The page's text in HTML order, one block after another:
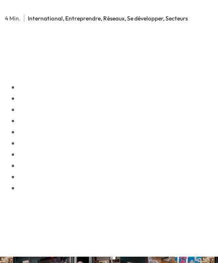
4 Min. International, Entreprendre, Réseaux, Se développer, Secteurs